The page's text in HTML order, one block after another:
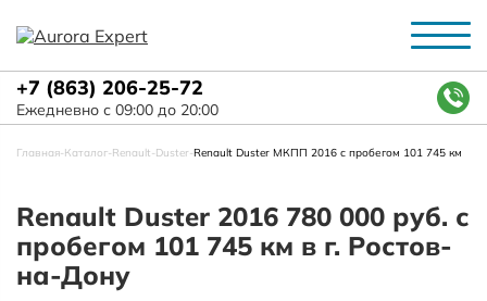
+7 (863) 206-25-72
Ежедневно с 09:00 до 20:00
Главная-Каталог-Renault-Duster-Renault Duster МКПП 2016 с пробегом 101 745 км
Renault Duster 2016 780 000 руб. с
пробегом 101 745 км в г. Ростов-
на-Дону